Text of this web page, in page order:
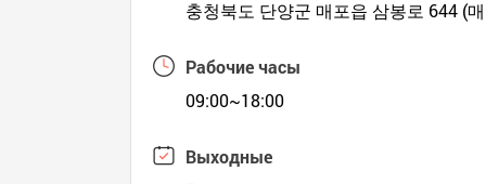
충청북도 단양군 매포읍 삼봉로 644 (
Рабочие часы
09:00~18:00
Выходные